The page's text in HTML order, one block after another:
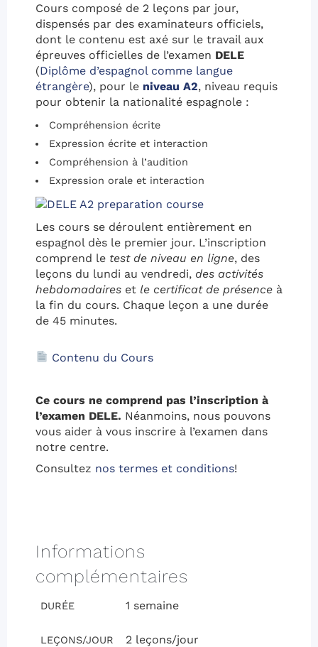
Cours composé de 2 leçons par jour,
dispensés par des examinateurs officiels,
dont le contenu est axé sur le travail aux
épreuves officielles de l’examen DELE
(Diplôme d’espagnol comme langue
étrangère), pour le niveau A2, niveau requis
pour obtenir la nationalité espagnole :
Compréhension écrite
Expression écrite et interaction
Compréhension à l’audition
Expression orale et interaction
Les cours se déroulent entièrement en
espagnol dès le premier jour. L’inscription
comprend le test de niveau en ligne, des
leçons du lundi au vendredi, des activités
hebdomadaires et le certificat de présence à
la fin du cours. Chaque leçon a une durée
de 45 minutes.
Contenu du Cours
Ce cours ne comprend pas l’inscription à
l’examen DELE. Néanmoins, nous pouvons
vous aider à vous inscrire à l’examen dans
notre centre.
Consultez nos termes et conditions!
Informations
complémentaires
DURÉE 1 semaine
LEÇONS/JOUR 2 leçons/jour